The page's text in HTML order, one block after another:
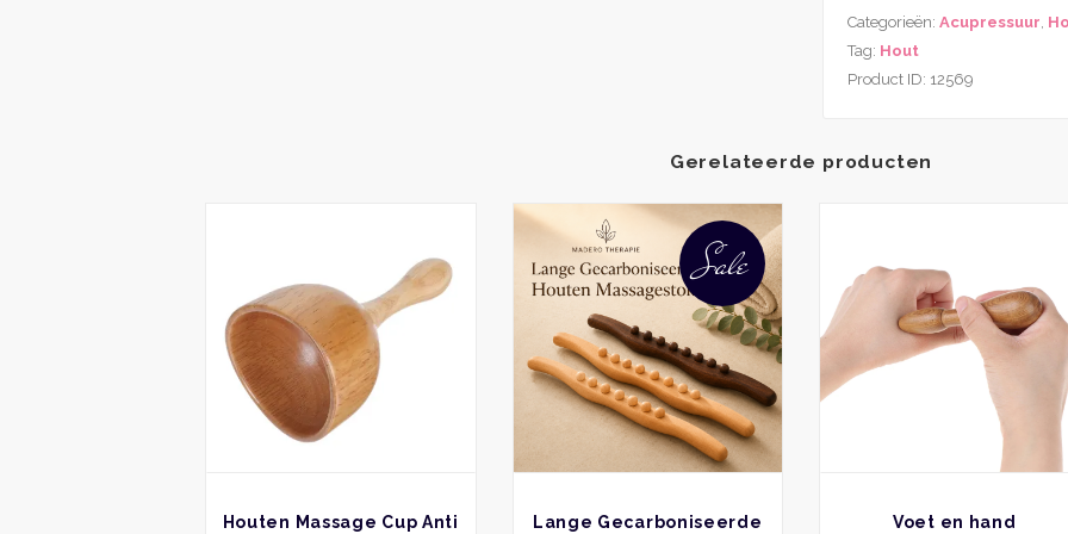
Categorieën: Acupressuur,
Tag: Hout
Product ID: 12569
Gerelateerde producten
BEKIJK
Houten Massage Cup Anti
BEKIJK
Sale
Dit
heeft
meerdere
variaties.
Deze
optie
Lange Gecarboniseerde
BEKIJKVoet en hand